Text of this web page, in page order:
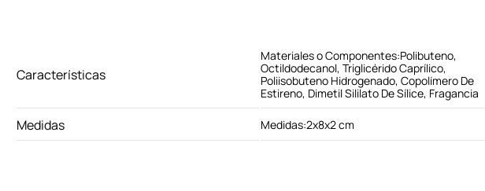
Características
Materiales o Componentes:Polibuteno,
Octildodecanol, Triglicérido Caprílico,
Poliisobuteno Hidrogenado, Copolímero De
Estireno, Dimetil Sililato De Sílice, Fragancia
Medidas Medidas:2x8x2 cm